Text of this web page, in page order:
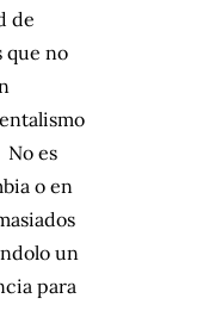
de
que no
No es
o en
un
para